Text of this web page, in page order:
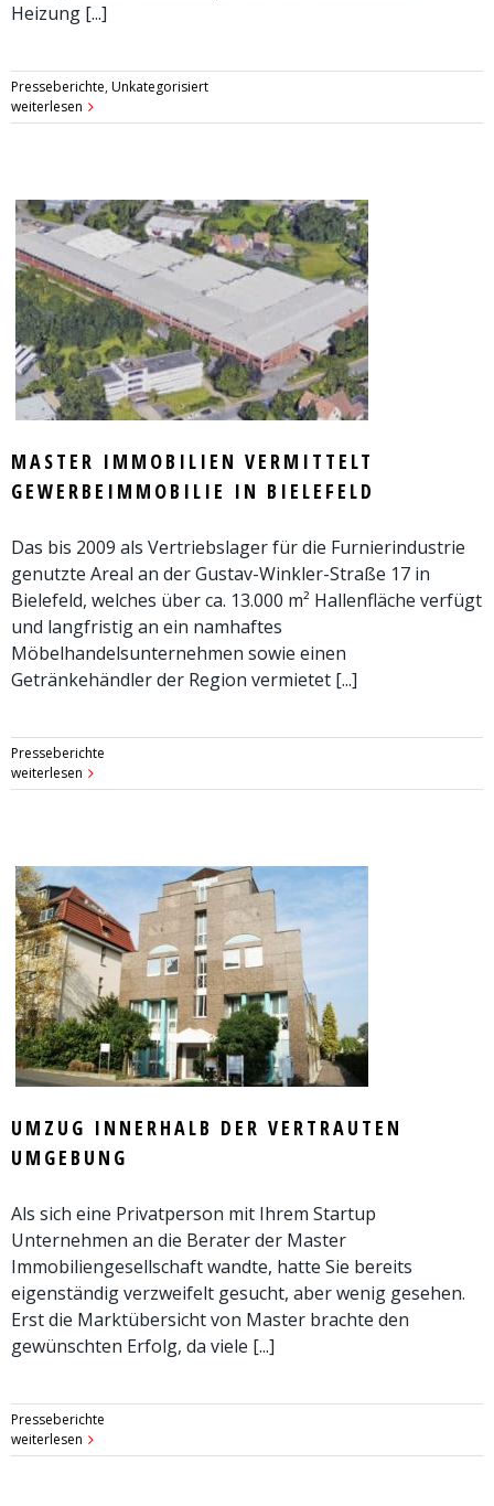
Heizung [...]
Presseberichte,Unkategorisiert
weiterlesen
MASTER IMMOBILIEN VERMITTELT
GEWERBEIMMOBILIE IN BIELEFELD
Das bis 2009 als Vertriebslager für die Furnierindustrie
genutzte Areal an der Gustav-Winkler-Straße 17 in
Bielefeld, welches über ca. 13.000 m² Hallenfläche verfügt
und langfristig an ein namhaftes
Möbelhandelsunternehmen sowie einen
Getränkehändler der Region vermietet [...]
Presseberichte
weiterlesen
UMZUG INNERHALB DER VERTRAUTEN
UMGEBUNG
Als sich eine Privatperson mit Ihrem Startup
Unternehmen an die Berater der Master
Immobiliengesellschaft wandte, hatte Sie bereits
eigenständig verzweifelt gesucht, aber wenig gesehen.
Erst die Marktübersicht von Master brachte den
gewünschten Erfolg, da viele [...]
Presseberichte
weiterlesen